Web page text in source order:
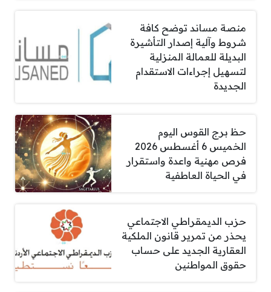
منصة مساند توضح كافة
شروط وآلية إصدار التأشيرة
البديلة للعمالة المنزلية
لتسهيل إجراءات الاستقدام
الجديدة
حظ برج القوس اليوم
الخميس 6 أغسطس 2026
فرص مهنية واعدة واستقرار
في الحياة العاطفية
حزب الديمقراطي الاجتماعي
يحذر من تمرير قانون الملكية
العقارية الجديد على حساب
حقوق المواطنين